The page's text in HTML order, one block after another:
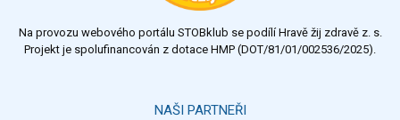
Na provozu webového portálu STOBklub se podílí Hravě žij zdravě z. s.
Projekt je spolufinancován z dotace HMP (DOT/81/01/002536/2025).
NAŠI PARTNEŘI